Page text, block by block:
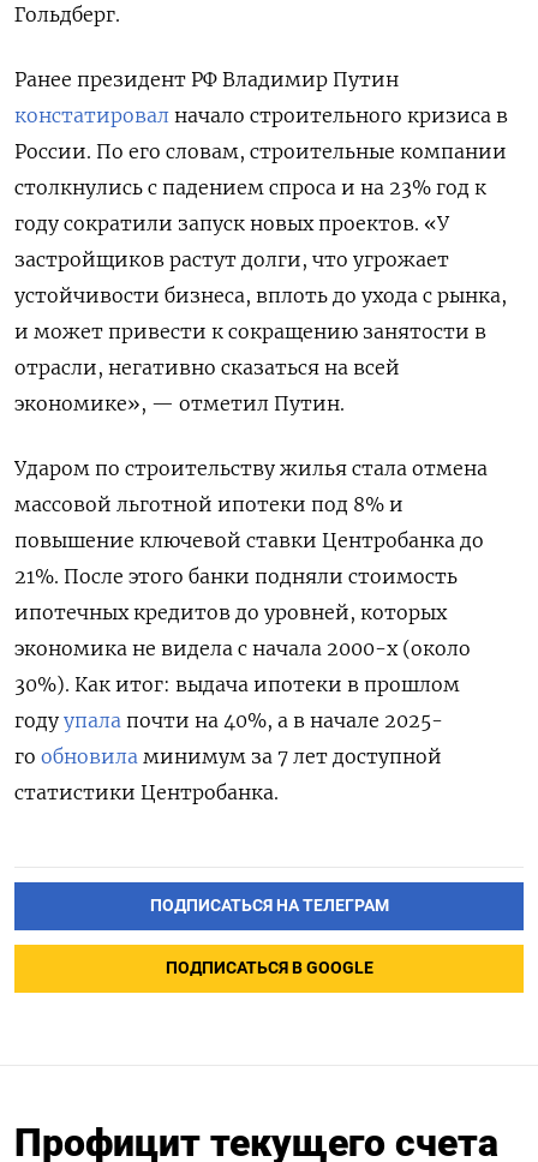
Гольдберг.
Ранее президент РФ Владимир Путин
констатировал начало строительного кризиса в
России. По его словам, строительные компании
столкнулись с падением спроса и на 23% год к
году сократили запуск новых проектов. «У
застройщиков растут долги, что угрожает
устойчивости бизнеса, вплоть до ухода с рынка,
и может привести к сокращению занятости в
отрасли, негативно сказаться на всей
экономике», — отметил Путин.
Ударом по строительству жилья стала отмена
массовой льготной ипотеки под 8% и
повышение ключевой ставки Центробанка до
21%. После этого банки подняли стоимость
ипотечных кредитов до уровней, которых
экономика не видела с начала 2000-х (около
30%). Как итог: выдача ипотеки в прошлом
году упала почти на 40%, а в начале 2025-
го обновила минимум за 7 лет доступной
статистики Центробанка.
ПОДПИСАТЬСЯ НА ТЕЛЕГРАМ
ПОДПИСАТЬСЯ В GOOGLE
Профицит текущего счета